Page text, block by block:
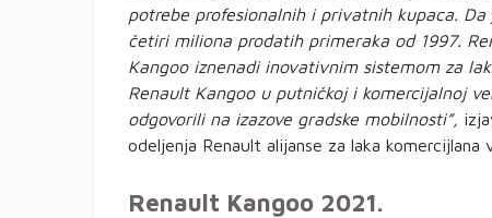
potrebe profesionalnih i privatnih kupaca.
četiri miliona prodatih primeraka od 1997.
Kangoo iznenadi inovativnim sistemom za
Renault Kangoo u putničkoj i komercijalnoj
odgovorili na izazove gradske mobilnosti”,
odeljenja Renault alijanse za laka komercijlana
Renault Kangoo 2021.